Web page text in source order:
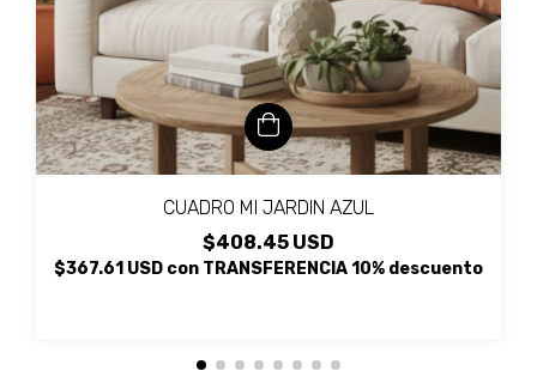
CUADRO MI JARDIN AZUL
$408.45 USD
$367.61 USD con TRANSFERENCIA 10% descuento